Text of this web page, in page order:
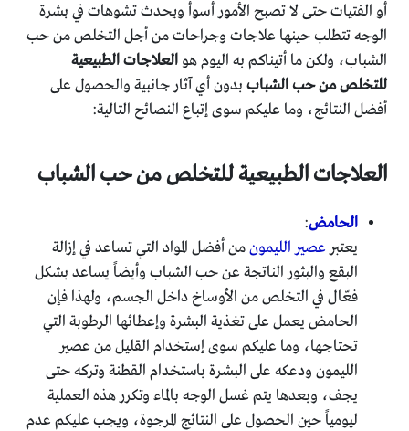
أو الفتيات حتى لا تصبح الأمور أسوأ ويحدث تشوهات في بشرة
الوجه تتطلب حينها علاجات وجراحات من أجل التخلص من حب
الشباب، ولكن ما أتيناكم به اليوم هو العلاجات الطبيعية
للتخلص من حب الشباب بدون أي آثار جانبية والحصول على
أفضل النتائج، وما عليكم سوى إتباع النصائح التالية:
العلاجات الطبيعية للتخلص من حب الشباب
الحامض:
يعتبر عصير الليمونمن أفضل المواد التي تساعد في إزالة
البقع والبثور الناتجة عن حب الشباب وأيضاً يساعد بشكل
فعّال في التخلص من الأوساخ داخل الجسم، ولهذا فإن
الحامض يعمل على تغذية البشرة وإعطائها الرطوبة التي
تحتاجها، وما عليكم سوى إستخدام القليل من عصير
الليمون ودعكه على البشرة باستخدام القطنة وتركه حتى
يجف، وبعدها يتم غسل الوجه بالماء وتكرر هذه العملية
ليومياً حين الحصول على النتائج المرجوة، ويجب عليكم عدم